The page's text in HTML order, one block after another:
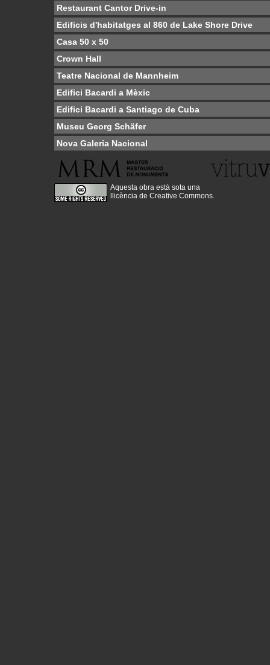
Restaurant Cantor Drive-in
Edificis d'habitatges al 860 de Lake Shore Drive
Casa 50 x 50
Crown Hall
Teatre Nacional de Mannheim
Edifici Bacardi a Mèxic
Edifici Bacardi a Santiago de Cuba
Museu Georg Schäfer
Nova Galeria Nacional
Aquesta obra està sota una
llicència de Creative Commons.